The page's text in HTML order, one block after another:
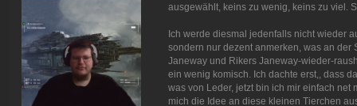
ausgewählt, keins zu wenig, keins zu viel.
Ich werde diesmal jedenfalls nicht wieder
sondern nur dezent anmerken, was an der
Janeway und Rikers Janeway-wieder-
ein wenig komisch. Ich dachte erst,, dass
was von Leder, jetzt bin ich mir einfach net
mich die Idee an diese kleinen Tierchen